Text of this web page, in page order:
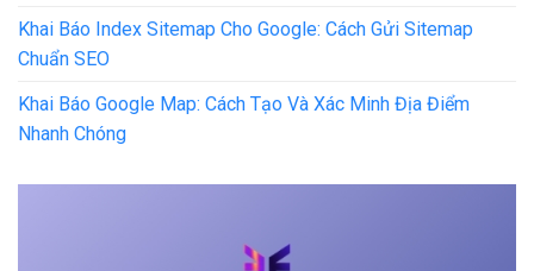
Khai Báo Index Sitemap Cho Google: Cách Gửi Sitemap
Chuẩn SEO
Khai Báo Google Map: Cách Tạo Và Xác Minh Địa Điểm
Nhanh Chóng